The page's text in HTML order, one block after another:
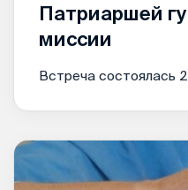
Патриаршей
миссии
Встреча состоялась